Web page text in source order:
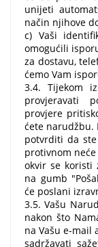
unijeti
način njihove
c) Vaši
omogućili
za dostavu,
ćemo Vam
3.4. Tijekom
provjeravati
provjere
ćete
potvrditi da
protivnom
okvir se koristi
na gumb
će poslani
3.5. Vašu
nakon što
na Vašu e-mail
sadržavati